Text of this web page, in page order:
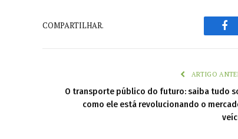
COMPARTILHAR.
ARTIGO
O transporte público do futuro: saiba tudo
como ele está revolucionando o